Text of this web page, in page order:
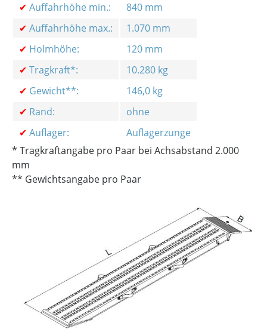
✔ Auffahrhöhe min.:
840 mm
✔ Auffahrhöhe max.:
1.070 mm
✔ Holmhöhe:
120 mm
✔ Tragkraft*:
10.280 kg
✔ Gewicht**:
146,0 kg
✔ Rand:
ohne
✔ Auflager:
Auflagerzunge
* Tragkraftangabe pro Paar bei Achsabstand 2.000
mm
** Gewichtsangabe pro Paar